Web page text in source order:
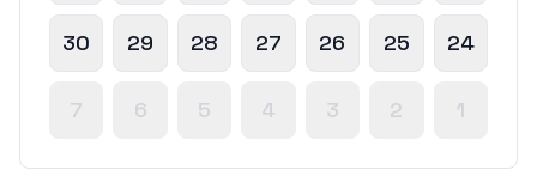
24
25
26
27
28
29
30
1
2
3
4
5
6
7